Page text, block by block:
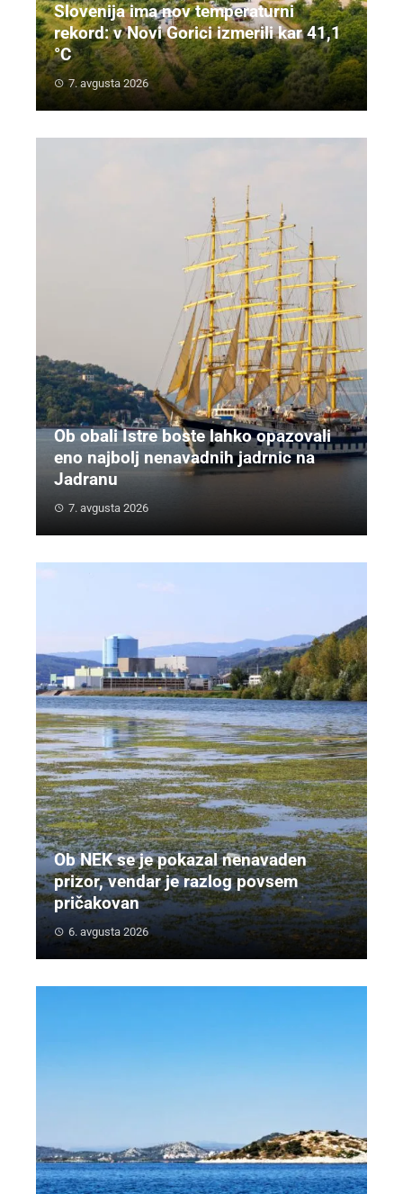
Slovenija ima nov temperaturni
rekord: v Novi Gorici izmerili kar 41,1
°C
7. avgusta 2026
Ob obali Istre boste lahko opazovali
eno najbolj nenavadnih jadrnic na
Jadranu
7. avgusta 2026
Ob NEK se je pokazal nenavaden
prizor, vendar je razlog povsem
pričakovan
6. avgusta 2026